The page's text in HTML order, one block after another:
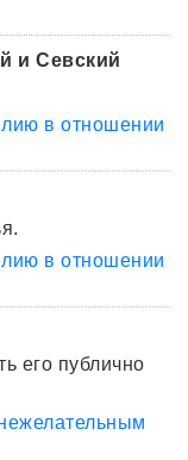
и Севский
в отношении
в отношении
его публично